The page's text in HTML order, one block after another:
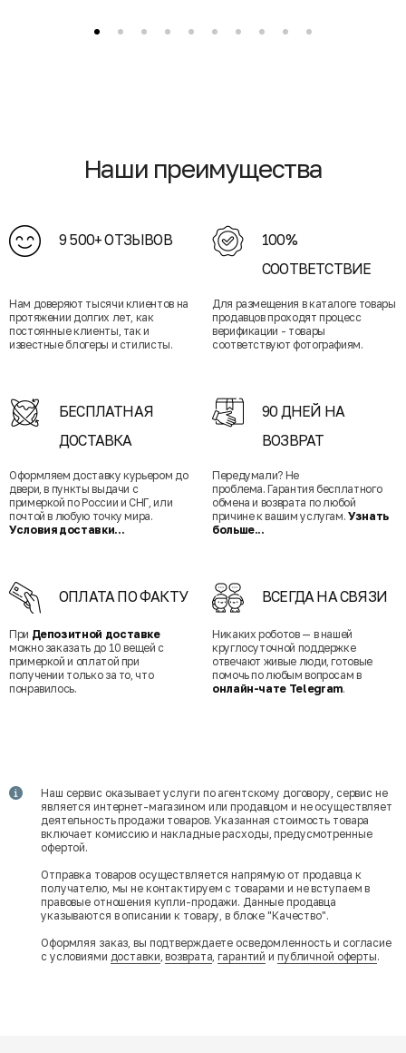
Наши преимущества
9 500+ ОТЗЫВОВ
Нам доверяют тысячи клиентов на
протяжении долгих лет, как
постоянные клиенты, так и
известные блогеры и стилисты.
100%
СООТВЕТСТВИЕ
Для размещения в каталоге товары
продавцов проходят процесс
верификации - товары
соответствуют фотографиям.
БЕСПЛАТНАЯ
ДОСТАВКА
Оформляем доставку курьером до
двери, в пункты выдачи с
примеркой по России и СНГ, или
почтой в любую точку мира.
Условия доставки...
90 ДНЕЙ НА
ВОЗВРАТ
Передумали? Не
проблема. Гарантия бесплатного
обмена и возврата по любой
причине к вашим услугам. Узнать
больше...
ОПЛАТА ПО ФАКТУ
При Депозитной доставке
можно заказать до 10 вещей с
примеркой и оплатой при
получении только за то, что
понравилось.
ВСЕГДА НА СВЯЗИ
Никаких роботов — в нашей
круглосуточной поддержке
отвечают живые люди, готовые
помочь по любым вопросам в
онлайн-чате Telegram.
Наш сервис оказывает услуги по агентскому договору, сервис не
является интернет-магазином или продавцом и не осуществляет
деятельность продажи товаров. Указанная стоимость товара
включает комиссию и накладные расходы, предусмотренные
офертой.
Отправка товаров осуществляется напрямую от продавца к
получателю, мы не контактируем с товарами и не вступаем в
правовые отношения купли-продажи. Данные продавца
указываются в описании к товару, в блоке "Качество".
Оформляя заказ, вы подтверждаете осведомленность и согласие
с условиями доставки,возврата,гарантий и публичной оферты.